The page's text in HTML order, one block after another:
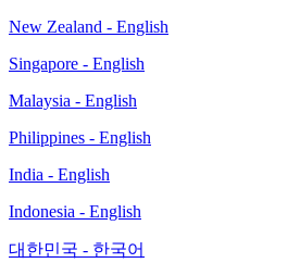
New Zealand - English
Singapore - English
Malaysia - English
Philippines - English
India - English
Indonesia - English
대한민국 - 한국어